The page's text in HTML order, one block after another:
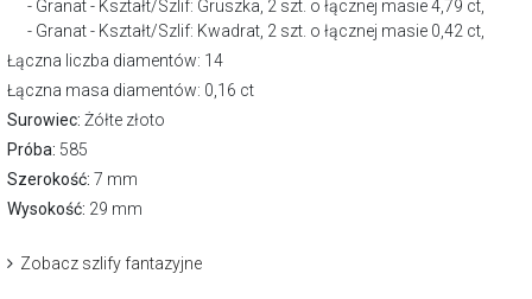
Granat - Kształt/Szlif: Gruszka, 2 szt. o łącznej masie 4,79 ct,
Granat - Kształt/Szlif: Kwadrat, 2 szt. o łącznej masie 0,42 ct,
Łączna liczba diamentów: 14
Łączna masa diamentów: 0,16 ct
Surowiec: Żółte złoto
Próba: 585
Szerokość: 7 mm
Wysokość: 29 mm
Zobacz szlify fantazyjne